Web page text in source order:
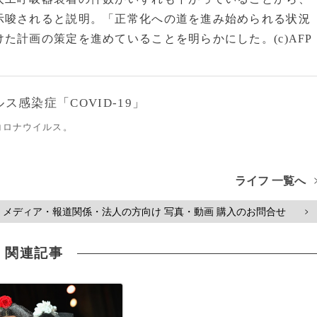
されると説明。「正常化への道を進み始められる状況
計画の策定を進めていることを明らかにした。(c)AFP
感染症「COVID-19」
ナウイルス。
ライフ 一覧へ
メディア・報道関係・法人の方向け 写真・動画 購入のお問合せ >
関連記事